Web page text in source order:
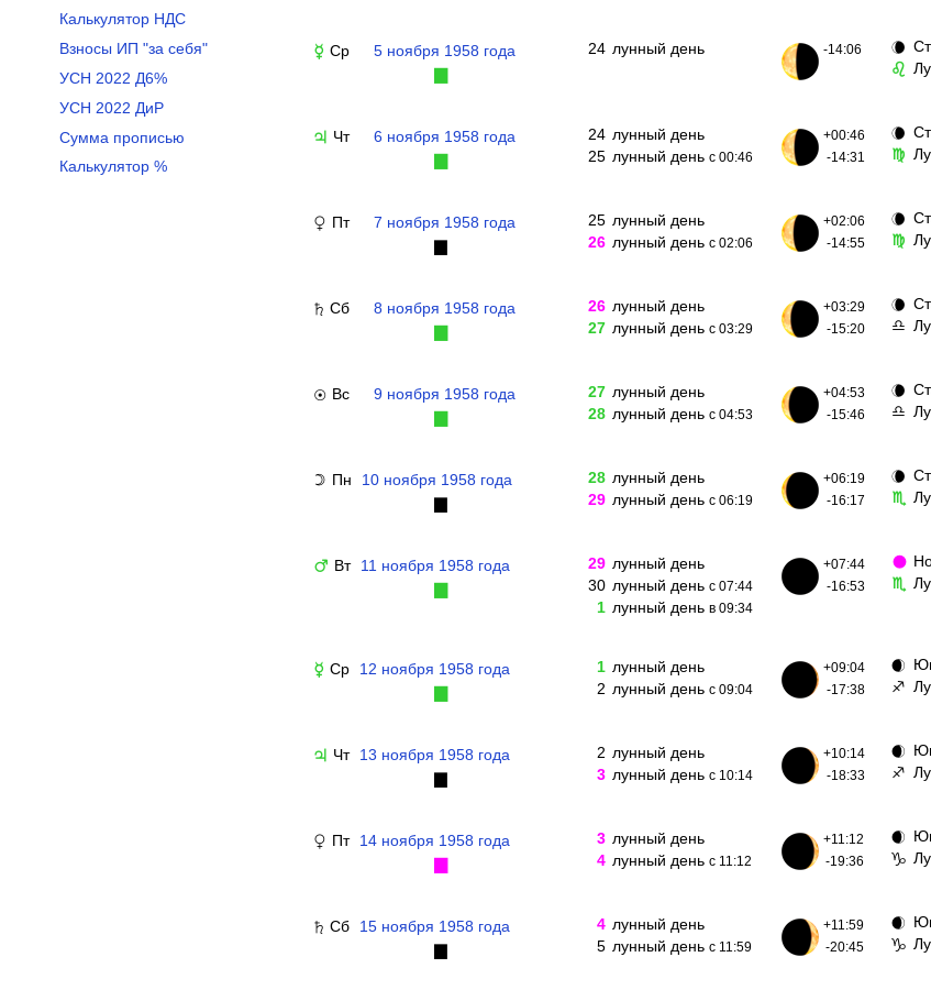
☿ Ср 5 ноября 1958 года 24 лунный день -14:06 🌘
♌
♃ Чт 6 ноября 1958 года 24 лунный день
25 лунный день с 00:46
+00:46
-14:31
🌘
♍
♀ Пт 7 ноября 1958 года 25 лунный день
26 лунный день с 02:06
+02:06
-14:55
🌘
♍
♄ Сб 8 ноября 1958 года 26 лунный день
27 лунный день с 03:29
+03:29
-15:20
🌘
♎
☉ Вс 9 ноября 1958 года 27 лунный день
28 лунный день с 04:53
+04:53
-15:46
🌘
♎
☽ Пн 10 ноября 1958 года 28 лунный день
29 лунный день с 06:19
+06:19
-16:17
🌘
♏
♂ Вт 11 ноября 1958 года 29 лунный день
30 лунный день с 07:44
1 лунный день в 09:34
+07:44
-16:53
🌑
♏
☿ Ср 12 ноября 1958 года 1 лунный день
2 лунный день с 09:04
+09:04
-17:38
🌒
♐
♃ Чт 13 ноября 1958 года 2 лунный день
3 лунный день с 10:14
+10:14
-18:33
🌒
♐
♀ Пт 14 ноября 1958 года 3 лунный день
4 лунный день с 11:12
+11:12
-19:36
🌒
♑
♄ Сб 15 ноября 1958 года 4 лунный день
5 лунный день с 11:59
+11:59
-20:45
🌒
♑
Калькулятор НДС
Взносы ИП "за себя"
УСН 2022 Д6%
УСН 2022 ДиР
Сумма прописью
Калькулятор %